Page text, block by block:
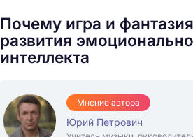
Почему игра и
развития
интеллекта
Мнение автора
Юрий Петрович